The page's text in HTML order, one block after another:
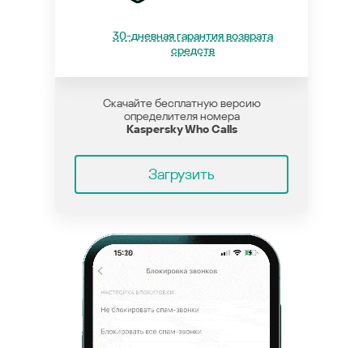
30-дневная гарантия возврата
средств
Скачайте бесплатную версию
определителя номера
Kaspersky Who Calls
Загрузить